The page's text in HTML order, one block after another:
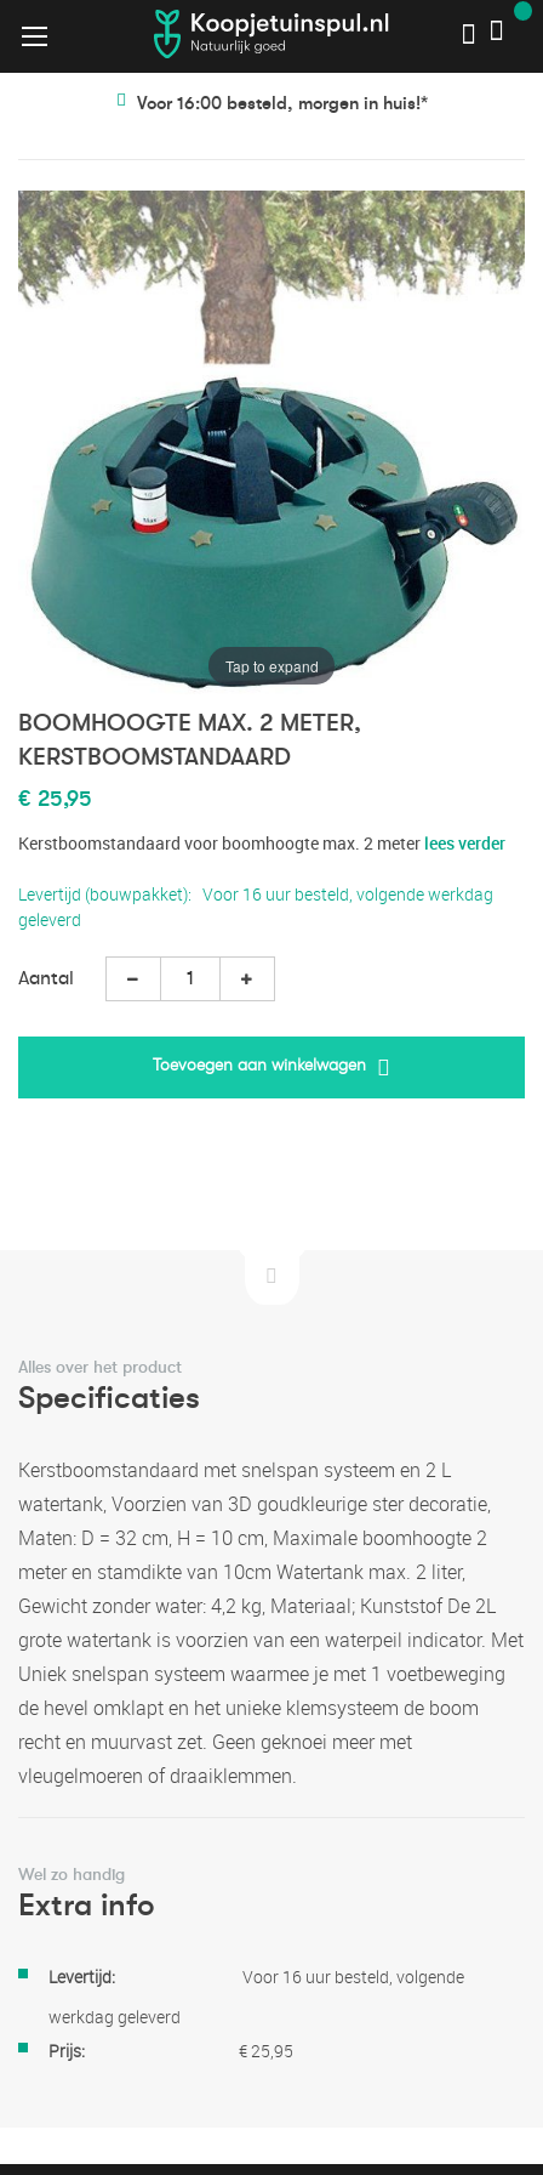
Voor 16:00 besteld, morgen in huis!*
BOOMHOOGTE MAX. 2 METER,
KERSTBOOMSTANDAARD
€ 25,95
Kerstboomstandaard voor boomhoogte max. 2 meter lees verder
Levertijd (bouwpakket)
Voor 16 uur besteld, volgende werkdag
geleverd
Aantal
Toevoegen aan winkelwagen
Ga
naar
het
einde
van
Ga
naar
het
begin
van
Tap to expand
Alles over het product
Specificaties
Kerstboomstandaard met snelspan systeem en 2 L
watertank, Voorzien van 3D goudkleurige ster decoratie,
Maten: D = 32 cm, H = 10 cm, Maximale boomhoogte 2
meter en stamdikte van 10cm Watertank max. 2 liter,
Gewicht zonder water: 4,2 kg, Materiaal; Kunststof De 2L
grote watertank is voorzien van een waterpeil indicator. Met
Uniek snelspan systeem waarmee je met 1 voetbeweging
de hevel omklapt en het unieke klemsysteem de boom
recht en muurvast zet. Geen geknoei meer met
vleugelmoeren of draaiklemmen.
Wel zo handig
Extra info
Meer
Voor 16 uur besteld, volgende
werkdag geleverd
€ 25,95